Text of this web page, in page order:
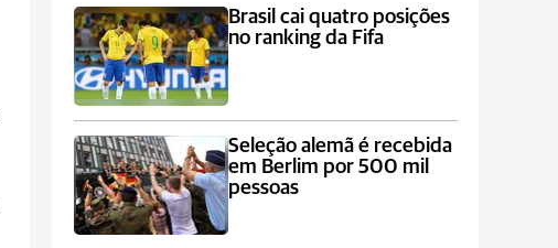
Brasil cai quatro posições
no ranking da Fifa
Seleção alemã é recebida
em Berlim por 500 mil
pessoas